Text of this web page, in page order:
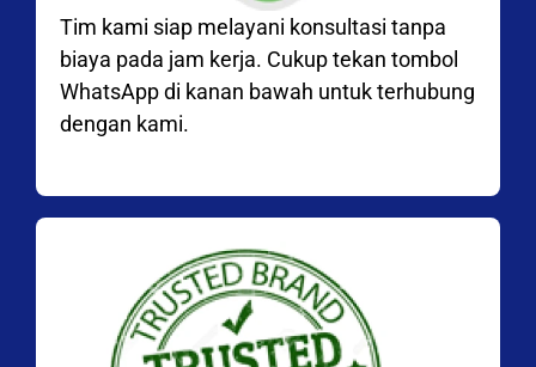
Tim kami siap melayani konsultasi tanpa
biaya pada jam kerja. Cukup tekan tombol
WhatsApp di kanan bawah untuk terhubung
dengan kami.